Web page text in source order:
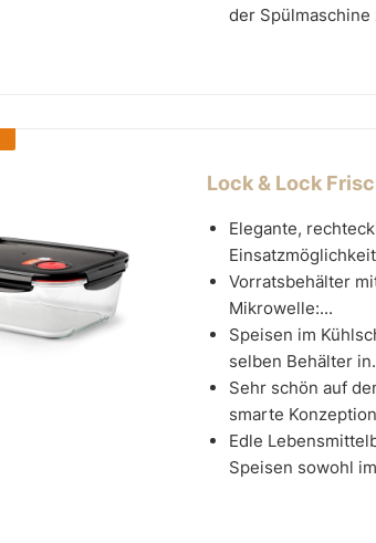
der
Lock & Lock
Elegante,
Vorratsbehälter
Mikrowelle:...
Speisen im
selben Behälter
Sehr schön auf
smarte
Edle
Speisen sowohl